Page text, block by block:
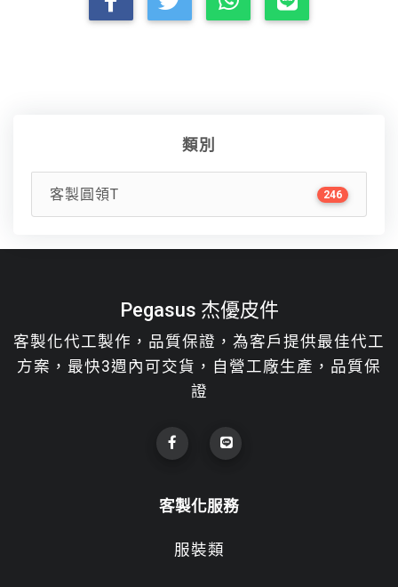
類別
客製圓領T 246
Pegasus 杰優皮件
客製化代工製作，品質保證，為客戶提供最佳代工
方案，最快3週內可交貨，自營工廠生產，品質保
證
客製化服務
服裝類